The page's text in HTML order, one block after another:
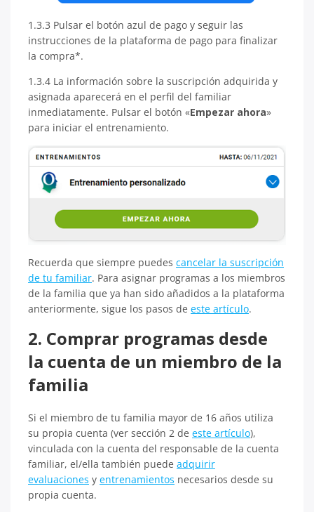
1.3.3 Pulsar el botón azul de pago y seguir las
instrucciones de la plataforma de pago para finalizar
la compra*.
1.3.4 La información sobre la suscripción adquirida y
asignada aparecerá en el perfil del familiar
inmediatamente. Pulsar el botón «Empezar ahora»
para iniciar el entrenamiento.
Recuerda que siempre puedes cancelar la suscripción
de tu familiar. Para asignar programas a los miembros
de la familia que ya han sido añadidos a la plataforma
anteriormente, sigue los pasos de este artículo.
2. Comprar programas desde
la cuenta de un miembro de la
familia
Si el miembro de tu familia mayor de 16 años utiliza
su propia cuenta (ver sección 2 de este artículo),
vinculada con la cuenta del responsable de la cuenta
familiar, el/ella también puede adquirir
evaluaciones y entrenamientos necesarios desde su
propia cuenta.